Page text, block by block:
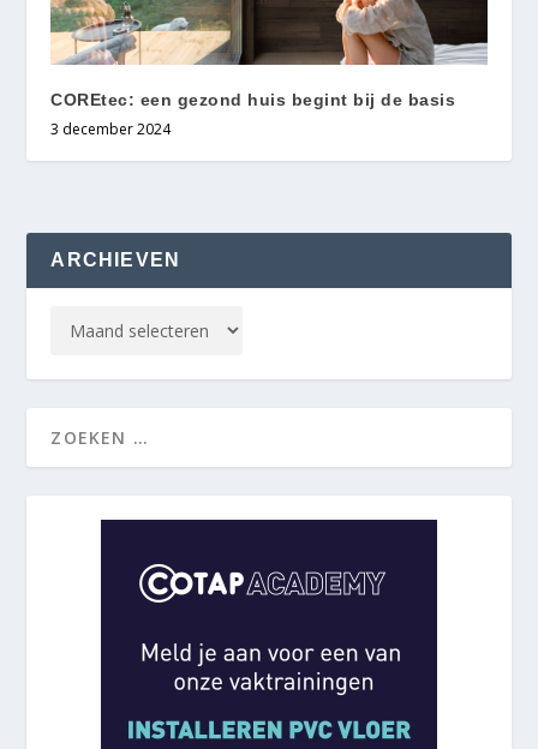
COREtec: een gezond huis begint bij de basis
3 december 2024
ARCHIEVEN